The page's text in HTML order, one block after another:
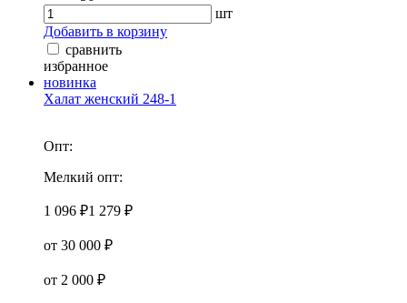
шт
Добавить в корзину
сравнить
избранное
новинка
Халат женский 248-1
Опт:
Мелкий опт:
1 096 ₽1 279 ₽
от 30 000 ₽
от 2 000 ₽